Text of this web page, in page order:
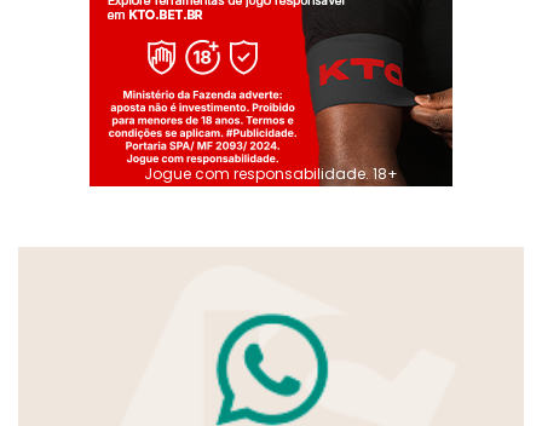
Jogue com responsabilidade. 18+